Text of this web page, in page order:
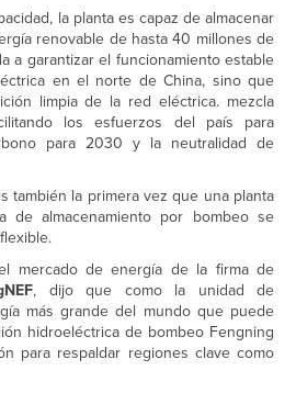
la planta es capaz de almacenar
renovable de hasta 40 millones de
a garantizar el funcionamiento estable
en el norte de China, sino que
limpia de la red eléctrica. mezcla
los esfuerzos del país para
para 2030 y la neutralidad de
también la primera vez que una planta
de almacenamiento por bombeo se
mercado de energía de la firma de
, dijo que como la unidad de
más grande del mundo que puede
hidroeléctrica de bombeo Fengning
para respaldar regiones clave como